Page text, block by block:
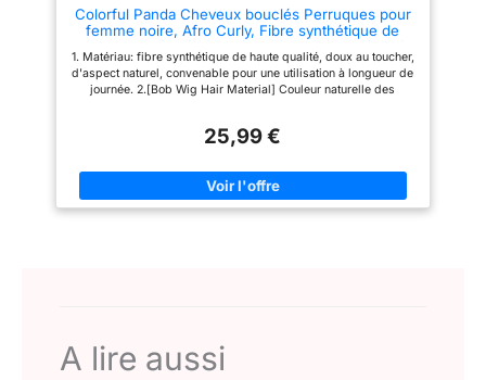
cosplay, à Halloween, aux
concerts et défilés de mode et à
Colorful Panda Cheveux bouclés Perruques pour
femme noire, Afro Curly, Fibre synthétique de
haute qualité, Résistant à la Chaleur, Brun foncé
1. Matériau: fibre synthétique de haute qualité, doux au toucher,
d'aspect naturel, convenable pour une utilisation à longueur de
journée. 2.[Bob Wig Hair Material] Couleur naturelle des
safty. Aucune odeur après le lavage nécessitant peu
Big, sont spécialement conçus pour un look tout à fait naturel.
Tirez les boucles à part et de trouver le parfait pour vous
quand vous recevez, elle se sentira également la lumière sur
25,99 €
A lire aussi